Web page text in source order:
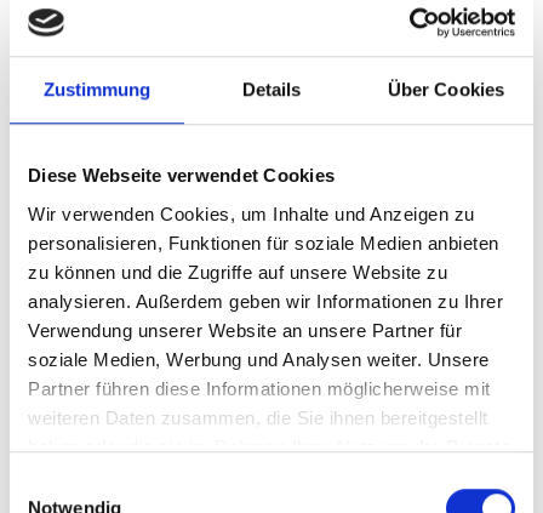
Zustimmung Details Über Cookies
Diese Webseite verwendet Cookies
Wir verwenden Cookies, um Inhalte und Anzeigen zu
personalisieren, Funktionen für soziale Medien anbieten
zu können und die Zugriffe auf unsere Website zu
analysieren. Außerdem geben wir Informationen zu Ihrer
Verwendung unserer Website an unsere Partner für
soziale Medien, Werbung und Analysen weiter. Unsere
Partner führen diese Informationen möglicherweise mit
weiteren Daten zusammen, die Sie ihnen bereitgestellt
haben oder die sie im Rahmen Ihrer Nutzung der Dienste
Notwendig
Gauting Planegg Höhenkirchen-Siegertsbrunn Zirndorf
Dachau München Burgthann München / Trudering Haar
Gräfelfing Poing Erlangen Taufkirchen Oberding
Putzbrunn Schwarzenbruck Gilching
Puschendorf München / Pasing Freystadt Cadolzburg
Germering München-Lerchenau Nürnberg Landsberied
Ingolstadt Ammerndorf Krailling Fürth
Immobilienverkauf München Makler Nürnberg
Wohnungverkauf Fürth
Einfamilienhaus Hauskauf Immobilie
Immo